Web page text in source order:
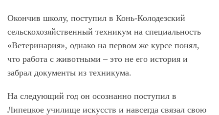
Окончив школу, поступил в Конь-Колодезский
сельскохозяйственный техникум на специальность
«Ветеринария», однако на первом же курсе понял,
что работа с животными – это не его история и
забрал документы из техникума.
На следующий год он осознанно поступил в
Липецкое училище искусств и навсегда связал свою